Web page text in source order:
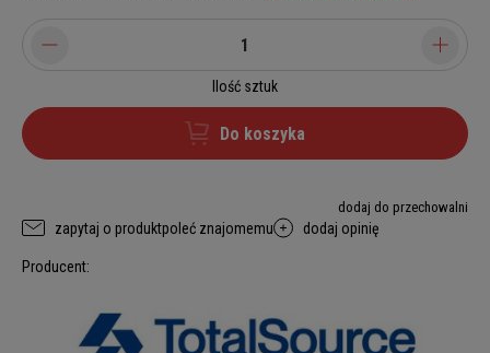
Ilość sztuk
Do koszyka
dodaj do przechowalni
zapytaj o produktpoleć znajomemu dodaj opinię
Producent: